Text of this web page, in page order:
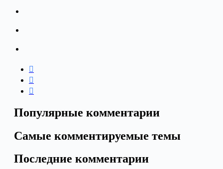
Популярные комментарии
Самые комментируемые темы
Последние комментарии